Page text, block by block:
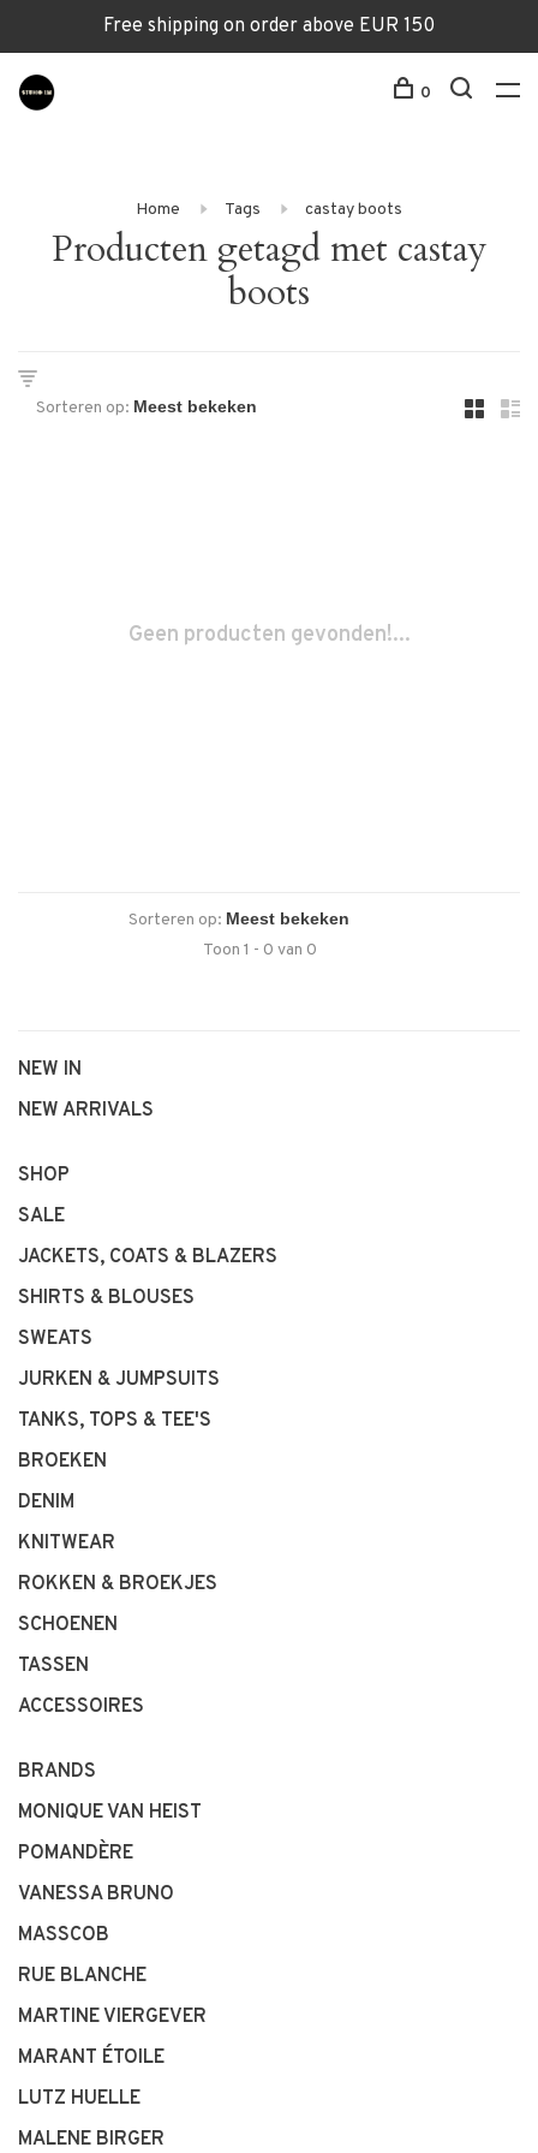
Free shipping on order above EUR 150
0
Home Tags castay boots
Producten getagd met castay
boots
Sorteren op:
Geen producten gevonden!...
Sorteren op:
Toon 1 - 0 van 0
NEW IN
NEW ARRIVALS
SHOP
SALE
JACKETS, COATS & BLAZERS
SHIRTS & BLOUSES
SWEATS
JURKEN & JUMPSUITS
TANKS, TOPS & TEE'S
BROEKEN
DENIM
KNITWEAR
ROKKEN & BROEKJES
SCHOENEN
TASSEN
ACCESSOIRES
BRANDS
MONIQUE VAN HEIST
POMANDÈRE
VANESSA BRUNO
MASSCOB
RUE BLANCHE
MARTINE VIERGEVER
MARANT ÉTOILE
LUTZ HUELLE
MALENE BIRGER